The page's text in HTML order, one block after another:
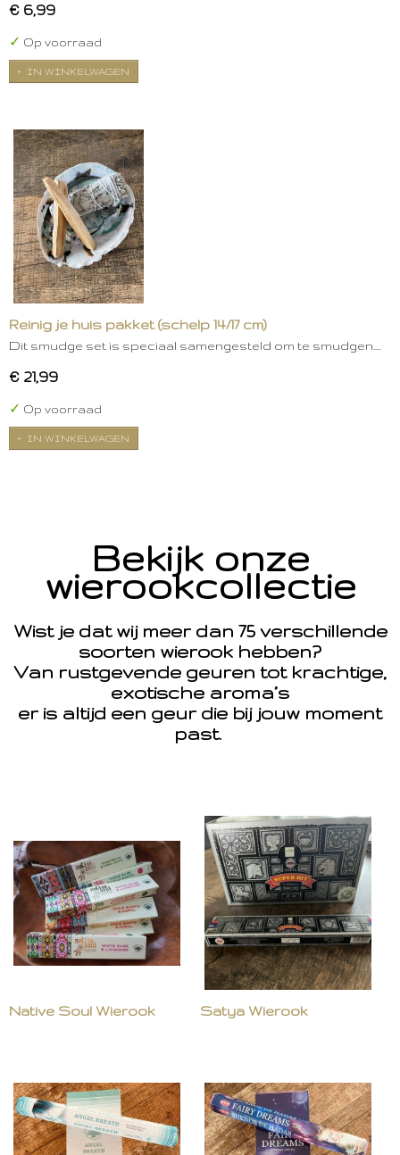
€ 6,99
✓ Op voorraad
IN WINKELWAGEN
Reinig je huis pakket (schelp 14/17 cm)
Dit smudge set is speciaal samengesteld om te smudgen.…
€ 21,99
✓ Op voorraad
IN WINKELWAGEN
Bekijk onze
wierookcollectie
Wist je dat wij meer dan 75 verschillende
soorten wierook hebben?
Van rustgevende geuren tot krachtige,
exotische aroma’s
er is altijd een geur die bij jouw moment
past.
Native Soul Wierook Satya Wierook